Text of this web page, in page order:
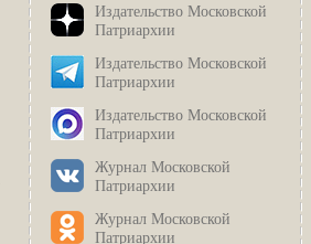
Издательство Московской
Патриархии
Издательство Московской
Патриархии
Издательство Московской
Патриархии
Журнал Московской
Патриархии
Журнал Московской
Патриархии